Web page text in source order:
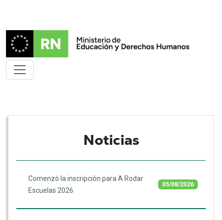
Noticias
Comenzó la inscripción para A Rodar
Escuelas 2026
05/08/2026